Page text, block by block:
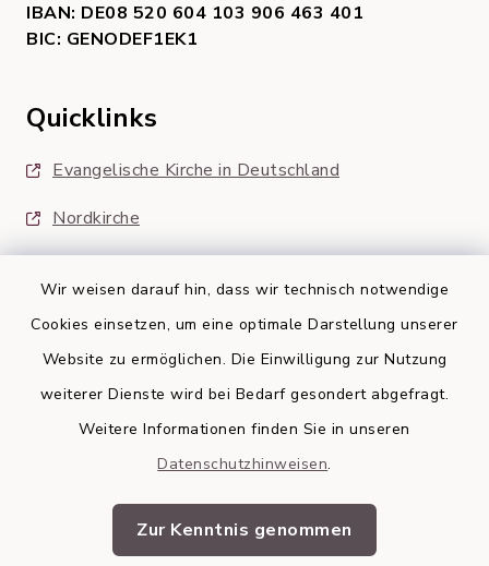
Wir weisen darauf hin, dass wir technisch notwendige
Cookies einsetzen, um eine optimale Darstellung unserer
Website zu ermöglichen. Die Einwilligung zur Nutzung
weiterer Dienste wird bei Bedarf gesondert abgefragt.
Weitere Informationen finden Sie in unseren
Datenschutzhinweisen.
Zur Kenntnis genommen
IBAN: DE08 520 604 103 906 463 401
BIC: GENODEF1EK1
Quicklinks
Evangelische Kirche in Deutschland
Nordkirche
Barrierefreiheit
Impressum